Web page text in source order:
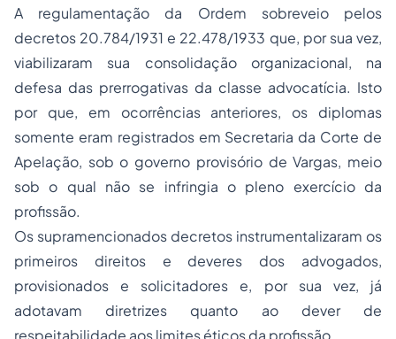
A regulamentação da Ordem sobreveio pelos
decretos 20.784/1931 e 22.478/1933 que, por sua vez,
viabilizaram sua consolidação organizacional, na
defesa das prerrogativas da classe advocatícia. Isto
por que, em ocorrências anteriores, os diplomas
somente eram registrados em Secretaria da Corte de
Apelação, sob o governo provisório de Vargas, meio
sob o qual não se infringia o pleno exercício da
profissão.
Os supramencionados decretos instrumentalizaram os
primeiros direitos e deveres dos advogados,
provisionados e solicitadores e, por sua vez, já
adotavam diretrizes quanto ao dever de
respeitabilidade aos limites éticos da profissão.